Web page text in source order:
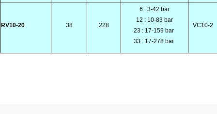
RV10-20 38 228
6 : 3-42 bar
12 : 10-83 bar
23 : 17-159 bar
33 : 17-278 bar
VC10-2